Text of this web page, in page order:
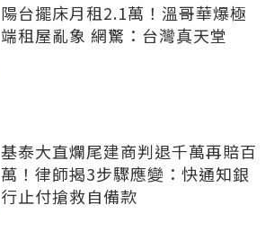
陽台擺床月租2.1萬！溫哥華爆極
端租屋亂象 網驚：台灣真天堂
基泰大直爛尾建商判退千萬再賠百
萬！律師揭3步驟應變：快通知銀
行止付搶救自備款